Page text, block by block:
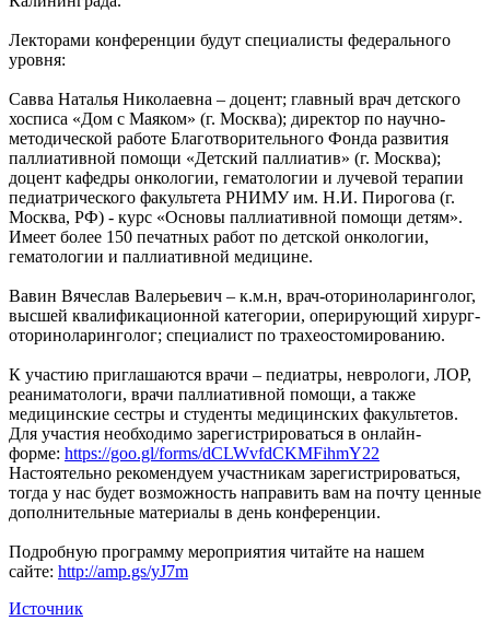
Лекторами конференции будут специалисты федерального
уровня:
Савва Наталья Николаевна – доцент; главный врач детского
хосписа «Дом с Маяком» (г. Москва); директор по научно-
методической работе Благотворительного Фонда развития
паллиативной помощи «Детский паллиатив» (г. Москва);
доцент кафедры онкологии, гематологии и лучевой терапии
педиатрического факультета РНИМУ им. Н.И. Пирогова (г.
Москва, РФ) - курс «Основы паллиативной помощи детям».
Имеет более 150 печатных работ по детской онкологии,
гематологии и паллиативной медицине.
Вавин Вячеслав Валерьевич – к.м.н, врач-оториноларинголог,
высшей квалификационной категории, оперирующий хирург-
оториноларинголог; специалист по трахеостомированию.
К участию приглашаются врачи – педиатры, неврологи, ЛОР,
реаниматологи, врачи паллиативной помощи, а также
медицинские сестры и студенты медицинских факультетов.
Для участия необходимо зарегистрироваться в онлайн-
форме: https://goo.gl/forms/dCLWvfdCKMFihmY22
Настоятельно рекомендуем участникам зарегистрироваться,
тогда у нас будет возможность направить вам на почту ценные
дополнительные материалы в день конференции.
Подробную программу мероприятия читайте на нашем
сайте: http://amp.gs/yJ7m
Источник